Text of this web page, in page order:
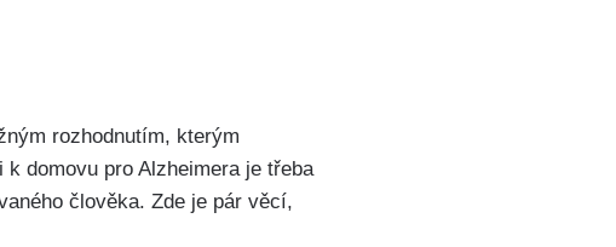
rozhodnutím, kterým
domovu pro Alzheimera je třeba
člověka. Zde je pár věcí,